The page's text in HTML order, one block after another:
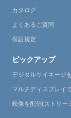
カタログ
よくあるご質問
保証規定
ピックアップ
デジタルサイネージ
マルチディスプレイ
映像を配信(ストリー